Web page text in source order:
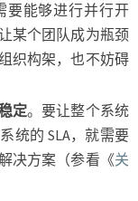
要能够进行并行开
某个团队成为瓶颈
织构架，也不妨碍
定。要让整个系统
统的 SLA，就需要
决方案（参看《关